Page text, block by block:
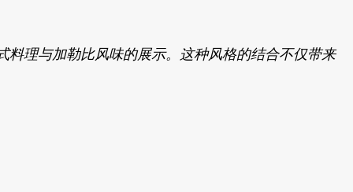
料理与加勒比风味的展示。这种风格的结合不仅带来